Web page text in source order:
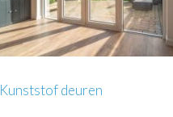
Kunststof deuren